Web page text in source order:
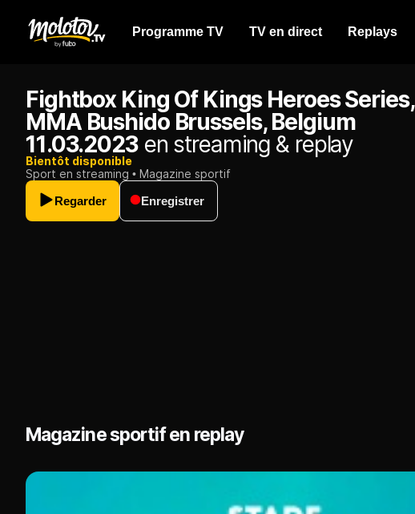
Programme TV TV en direct Replays
Fightbox King Of Kings Heroes Series,
MMA Bushido Brussels, Belgium
11.03.2023en streaming & replay
Bientôt disponible
Sport en streaming
Magazine sportif
Regarder
Enregistrer
Magazine sportif en replay